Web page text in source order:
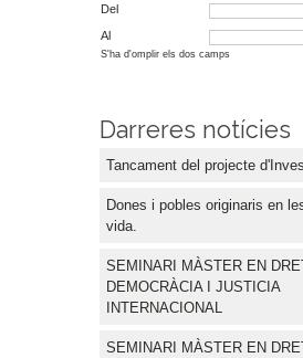
Del
Al
S'ha d'omplir els dos camps
Darreres notícies
Tancament del projecte
Dones i pobles originaris en
vida.
SEMINARI MÀSTER EN
DEMOCRÀCIA I JUSTICIA
INTERNACIONAL
SEMINARI MÀSTER EN